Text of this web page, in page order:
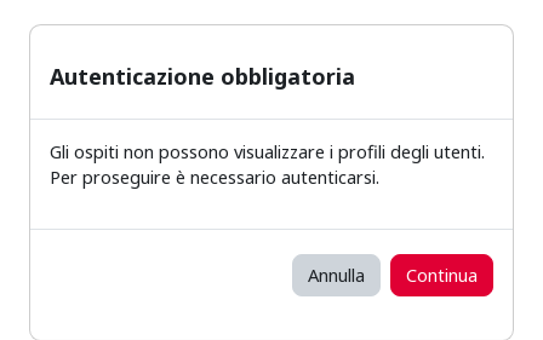
Autenticazione obbligatoria
Gli ospiti non possono visualizzare i profili degli utenti.
Per proseguire è necessario autenticarsi.
Annulla Continua